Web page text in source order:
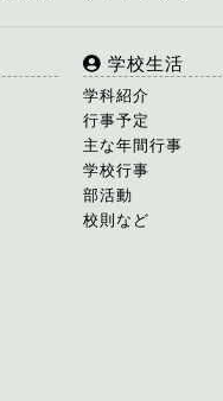
学校生活
学科紹介
行事予定
主な年間行事
学校行事
部活動
校則など